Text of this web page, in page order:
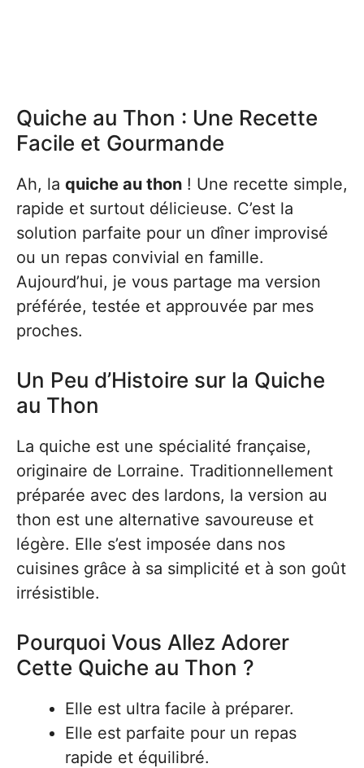
Quiche au Thon : Une Recette
Facile et Gourmande
Ah, la quiche au thon ! Une recette simple,
rapide et surtout délicieuse. C’est la
solution parfaite pour un dîner improvisé
ou un repas convivial en famille.
Aujourd’hui, je vous partage ma version
préférée, testée et approuvée par mes
proches.
Un Peu d’Histoire sur la Quiche
au Thon
La quiche est une spécialité française,
originaire de Lorraine. Traditionnellement
préparée avec des lardons, la version au
thon est une alternative savoureuse et
légère. Elle s’est imposée dans nos
cuisines grâce à sa simplicité et à son goût
irrésistible.
Pourquoi Vous Allez Adorer
Cette Quiche au Thon ?
Elle est ultra facile à préparer.
Elle est parfaite pour un repas
rapide et équilibré.